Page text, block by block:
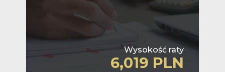
Wysokość raty
6,019 PLN